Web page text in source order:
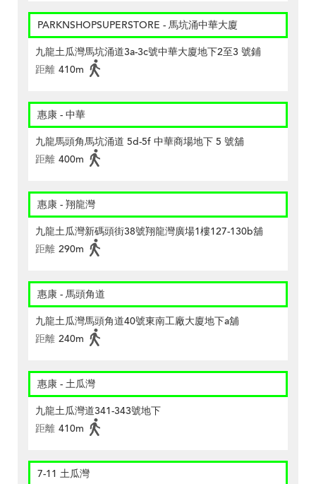
PARKNSHOPSUPERSTORE - 馬坑涌中華大廈
九龍土瓜灣馬坑涌道3a-3c號中華大廈地下2至3 號鋪
距離 410m
惠康 - 中華
九龍馬頭角馬坑涌道 5d-5f 中華商場地下 5 號舖
距離 400m
惠康 - 翔龍灣
九龍土瓜灣新碼頭街38號翔龍灣廣場1樓127-130b舖
距離 290m
惠康 - 馬頭角道
九龍土瓜灣馬頭角道40號東南工廠大廈地下a舖
距離 240m
惠康 - 土瓜灣
九龍土瓜灣道341-343號地下
距離 410m
7-11 土瓜灣